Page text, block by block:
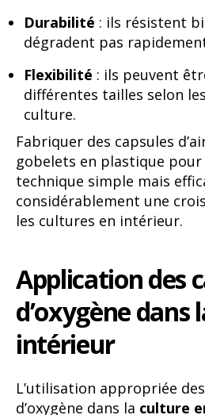
Durabilité : ils résistent
dégradent pas
Flexibilité : ils peuvent
différentes tailles selon
culture.
Fabriquer des capsules
gobelets en plastique
technique simple mais
considérablement une
les cultures en intérieur.
Application des
d’oxygène dans
intérieur
L’utilisation appropriée
d’oxygène dans la culture